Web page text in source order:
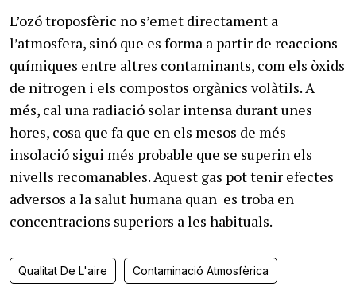
L’ozó troposfèric no s’emet directament a
l’atmosfera, sinó que es forma a partir de reaccions
químiques entre altres contaminants, com els òxids
de nitrogen i els compostos orgànics volàtils. A
més, cal una radiació solar intensa durant unes
hores, cosa que fa que en els mesos de més
insolació sigui més probable que se superin els
nivells recomanables. Aquest gas pot tenir efectes
adversos a la salut humana quan es troba en
concentracions superiors a les habituals.
Qualitat De L'aire Contaminació Atmosfèrica